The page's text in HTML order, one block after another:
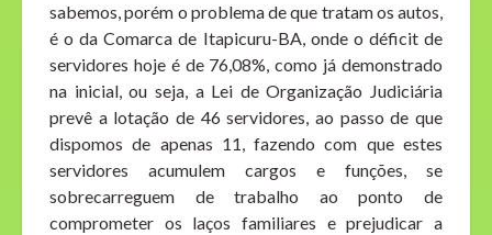
sabemos, porém o problema de que tratam os autos,
é o da Comarca de Itapicuru-BA, onde o déficit de
servidores hoje é de 76,08%, como já demonstrado
na inicial, ou seja, a Lei de Organização Judiciária
prevê a lotação de 46 servidores, ao passo de que
dispomos de apenas 11, fazendo com que estes
servidores acumulem cargos e funções, se
sobrecarreguem de trabalho ao ponto de
comprometer os laços familiares e prejudicar a